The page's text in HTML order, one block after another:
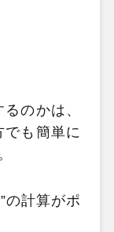
のかは、
も簡単に
の計算がポ